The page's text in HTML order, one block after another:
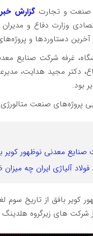
صنعت و تجارت گزارش
اقتصادی وزارت دفاع
آخرین دستاوردها و
غرفه شرکت صنایع
دکتر مجید هدایت،
بود.
پروژه‌های صنعت
معدنی نوظهور
فولاد آلیاژی ایران چه
از شرکت های زیرگروه